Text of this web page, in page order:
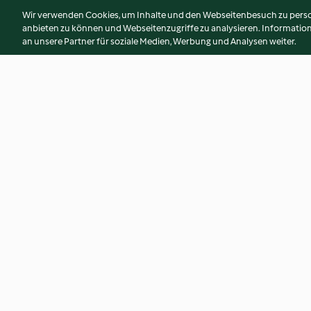
Wir verwenden Cookies, um Inhalte und den Webseitenbesuch zu
anbieten zu können und Webseitenzugriffe zu analysieren.
an unsere Partner für soziale Medien, Werbung und Analysen weiter.